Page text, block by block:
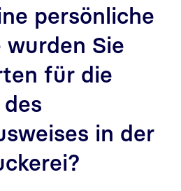
persönliche
wurden Sie
für die
in der